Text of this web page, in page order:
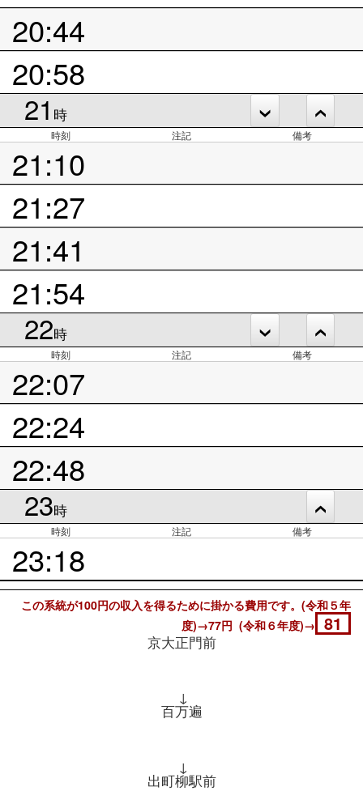
20:44
20:58
21 時
時刻 注記 備考
21:10
21:27
21:41
21:54
22時
時刻 注記 備考
22:07
22:24
22:48
23時
時刻 注記 備考
23:18
この系統が100円の収入を得るために掛かる費用です。(令和５年
度)→77円 (令和６年度)→ 81
京大正門前
↓
百万遍
↓
出町柳駅前